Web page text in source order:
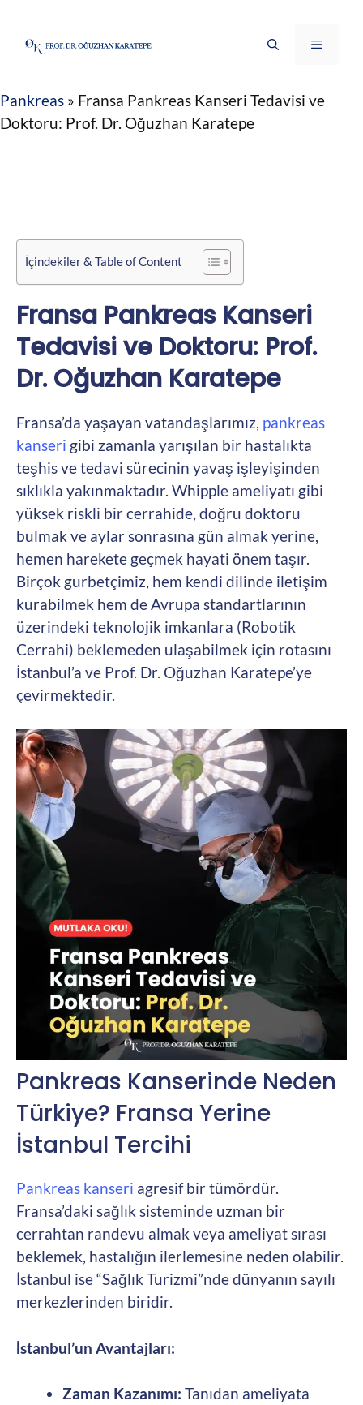
Menü
Pankreas » Fransa Pankreas Kanseri Tedavisi ve
Doktoru: Prof. Dr. Oğuzhan Karatepe
İçindekiler & Table of Content
Fransa Pankreas Kanseri
Tedavisi ve Doktoru: Prof.
Dr. Oğuzhan Karatepe
Fransa’da yaşayan vatandaşlarımız, pankreas
kanseri gibi zamanla yarışılan bir hastalıkta
teşhis ve tedavi sürecinin yavaş işleyişinden
sıklıkla yakınmaktadır. Whipple ameliyatı gibi
yüksek riskli bir cerrahide, doğru doktoru
bulmak ve aylar sonrasına gün almak yerine,
hemen harekete geçmek hayati önem taşır.
Birçok gurbetçimiz, hem kendi dilinde iletişim
kurabilmek hem de Avrupa standartlarının
üzerindeki teknolojik imkanlara (Robotik
Cerrahi) beklemeden ulaşabilmek için rotasını
İstanbul’a ve Prof. Dr. Oğuzhan Karatepe’ye
çevirmektedir.
Pankreas Kanserinde Neden
Türkiye? Fransa Yerine
İstanbul Tercihi
Pankreas kanseri agresif bir tümördür.
Fransa’daki sağlık sisteminde uzman bir
cerrahtan randevu almak veya ameliyat sırası
beklemek, hastalığın ilerlemesine neden olabilir.
İstanbul ise “Sağlık Turizmi”nde dünyanın sayılı
merkezlerinden biridir.
İstanbul’un Avantajları:
Zaman Kazanımı: Tanıdan ameliyata